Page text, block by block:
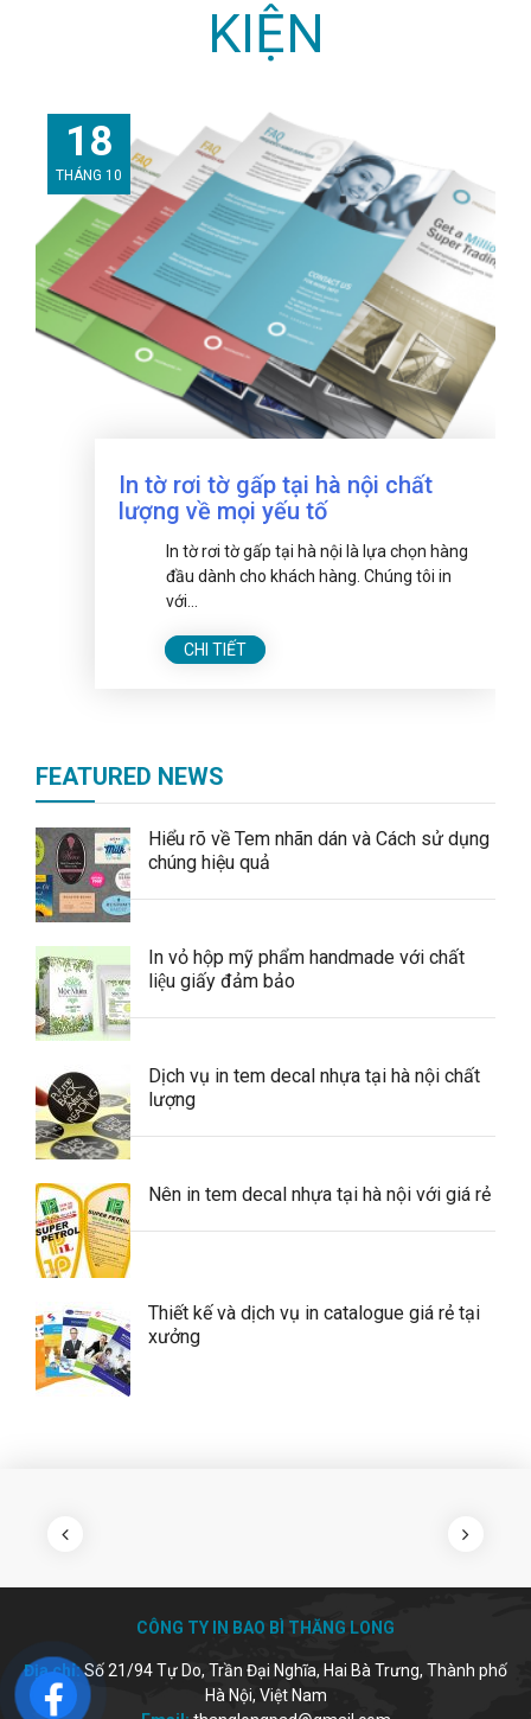
KIỆN
18
THÁNG 10
In tờ rơi tờ gấp tại hà nội chất
lượng về mọi yếu tố
In tờ rơi tờ gấp tại hà nội là lựa chọn hàng
đầu dành cho khách hàng. Chúng tôi in
với...
CHI TIẾT
FEATURED NEWS
Hiểu rõ về Tem nhãn dán và Cách sử dụng
chúng hiệu quả
In vỏ hộp mỹ phẩm handmade với chất
liệu giấy đảm bảo
Dịch vụ in tem decal nhựa tại hà nội chất
lượng
Nên in tem decal nhựa tại hà nội với giá rẻ
Thiết kế và dịch vụ in catalogue giá rẻ tại
xưởng
CÔNG TY IN BAO BÌ THĂNG LONG
Địa chỉ:Số 21/94 Tự Do, Trần Đại Nghĩa, Hai Bà Trưng, Thành phố
Hà Nội, Việt Nam